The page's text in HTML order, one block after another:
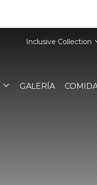
Inclusive Collection
GALERÍA